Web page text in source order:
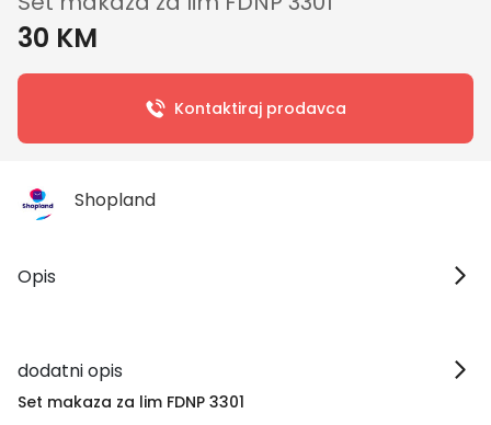
30 KM
Kontaktiraj prodavca
Shopland
Opis
dodatni opis
Set makaza za lim FDNP 3301